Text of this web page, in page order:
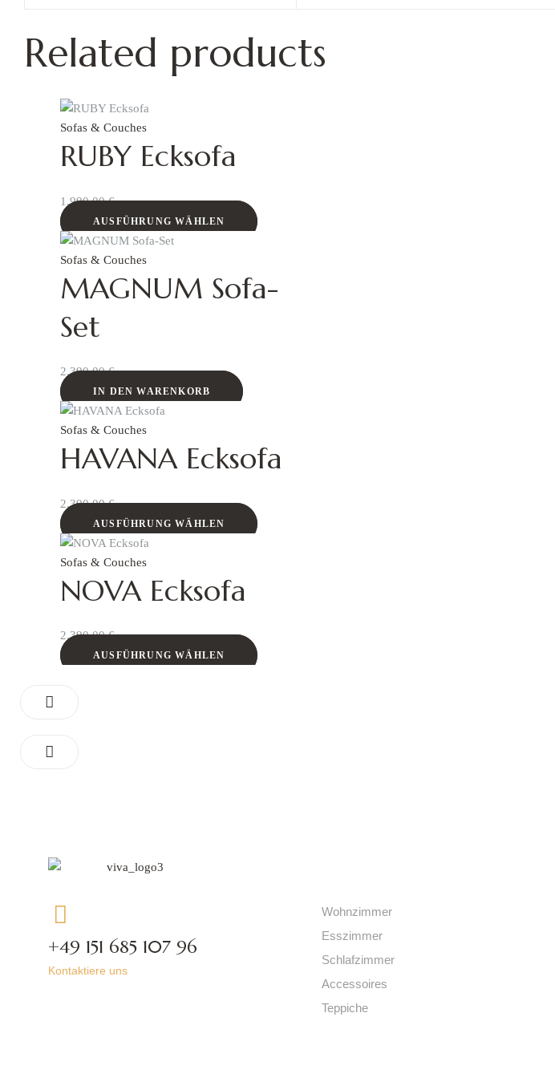
Related products
Sofas & Couches
RUBY Ecksofa
1.990,00€
AUSFÜHRUNG WÄHLEN
Sofas & Couches
MAGNUM Sofa-
Set
2.390,00€
IN DEN WARENKORB
Sofas & Couches
HAVANA Ecksofa
2.390,00€
AUSFÜHRUNG WÄHLEN
Sofas & Couches
NOVA Ecksofa
2.390,00€
AUSFÜHRUNG WÄHLEN
+49 151 685 107 96
Kontaktiere uns
Wohnzimmer
Esszimmer
Schlafzimmer
Accessoires
Teppiche